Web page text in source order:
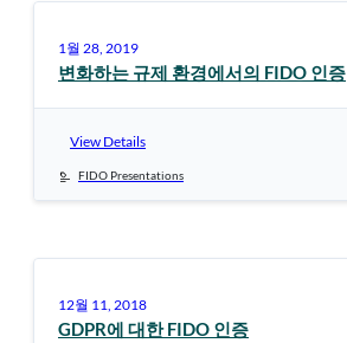
1월 28, 2019
변화하는 규제 환경에서의 FIDO 인증
View Details
FIDO Presentations
12월 11, 2018
GDPR에 대한 FIDO 인증